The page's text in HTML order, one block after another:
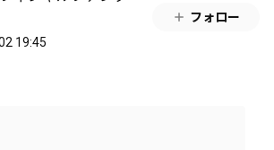
19:45
フォロー